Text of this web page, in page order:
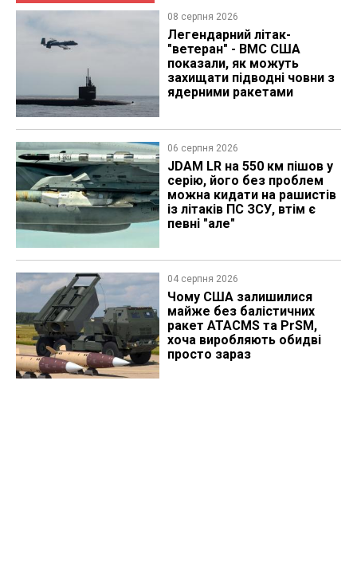
08 серпня 2026
Легендарний літак-
"ветеран" - ВМС США
показали, як можуть
захищати підводні човни з
ядерними ракетами
06 серпня 2026
JDAM LR на 550 км пішов у
серію, його без проблем
можна кидати на рашистів
із літаків ПС ЗСУ, втім є
певні "але"
04 серпня 2026
Чому США залишилися
майже без балістичних
ракет ATACMS та PrSM,
хоча виробляють обидві
просто зараз